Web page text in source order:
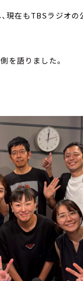
現在もTBSラジオの
を語りました。